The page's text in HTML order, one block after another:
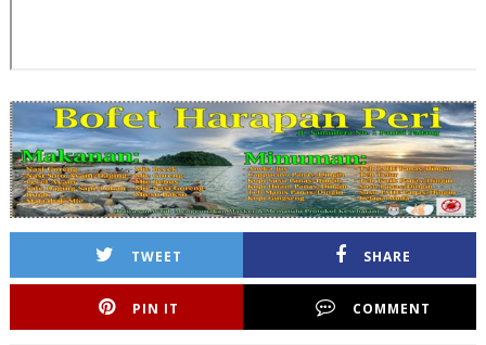
TWEET SHARE
PIN IT COMMENT